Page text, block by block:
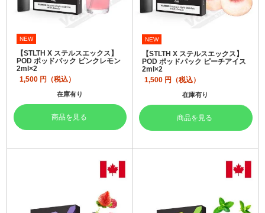
NEW
【STLTH X ステルスエックス】
POD ポッドパック ピンクレモン
2ml×2
1,500 円（税込）
在庫有り
商品を見る
NEW
【STLTH X ステルスエックス】
POD ポッドパック ピーチアイス
2ml×2
1,500 円（税込）
在庫有り
商品を見る